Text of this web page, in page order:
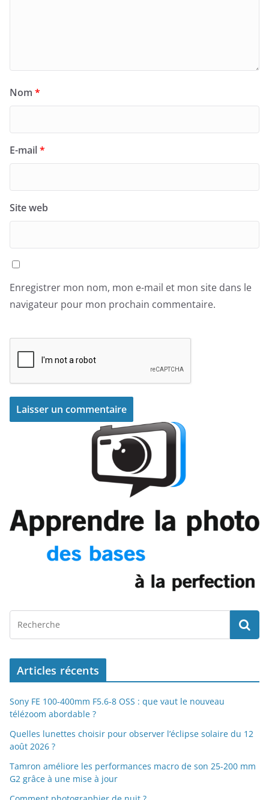
Nom *
E-mail*
Site web
Enregistrer mon nom, mon e-mail et mon site dans le
navigateur pour mon prochain commentaire.
Articles récents
Sony FE 100-400mm F5.6-8 OSS : que vaut le nouveau
télézoom abordable ?
Quelles lunettes choisir pour observer l’éclipse solaire du 12
août 2026 ?
Tamron améliore les performances macro de son 25-200 mm
G2 grâce à une mise à jour